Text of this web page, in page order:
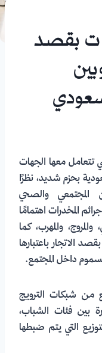
بقصد
تتعامل معها الجهات
بحزم شديد، نظرًا
المجتمعي والصحي
المخدرات اهتمامًا
والمهرب، كما
الاتجار باعتبارها
داخل المجتمع.
من شبكات الترويج
بين فئات الشباب،
التي يتم ضبطها